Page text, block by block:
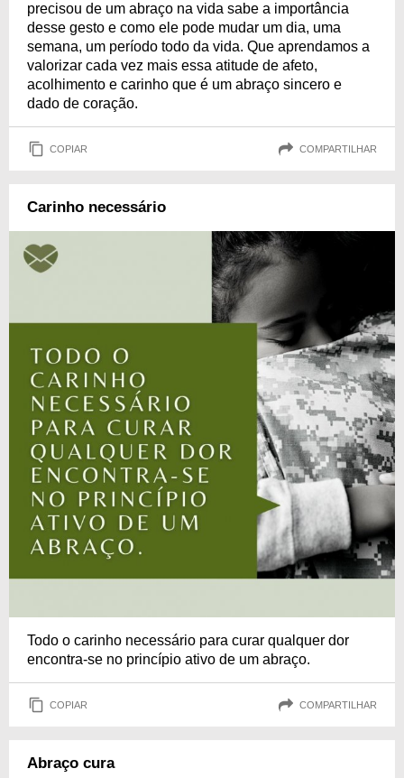
precisou de um abraço na vida sabe a importância
desse gesto e como ele pode mudar um dia, uma
semana, um período todo da vida. Que aprendamos a
valorizar cada vez mais essa atitude de afeto,
acolhimento e carinho que é um abraço sincero e
dado de coração.
COPIAR COMPARTILHAR
Carinho necessário
Todo o carinho necessário para curar qualquer dor
encontra-se no princípio ativo de um abraço.
COPIAR COMPARTILHAR
Abraço cura